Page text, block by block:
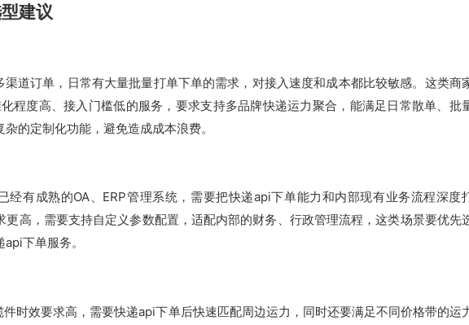
建议
道订单，日常有大量批量打单下单的需求，对接入速度和成本都比较敏感。这类商
程度高、接入门槛低的服务，要求支持多品牌快递运力聚合，能满足日常散单、批
的定制化功能，避免造成成本浪费。
经有成熟的OA、ERP管理系统，需要把快递api下单能力和内部现有业务流程深度
高，需要支持自定义参数配置，适配内部的财务、行政管理流程，这类场景要优先
下单服务。
时效要求高，需要快递api下单后快速匹配周边运力，同时还要满足不同价格带的运